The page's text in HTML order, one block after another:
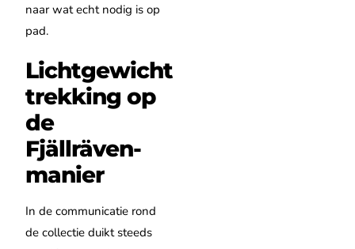
naar wat echt nodig is op
pad.
Lichtgewicht
trekking op
de
Fjällräven-
manier
In de communicatie rond
de collectie duikt steeds